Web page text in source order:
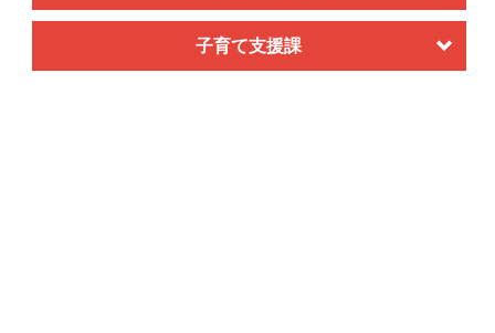
子育て支援課